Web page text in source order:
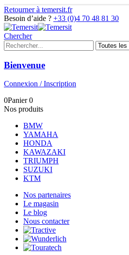
Retourner à temersit.fr
Besoin d’aide ? +33 (0)4 70 48 81 30
Chercher
Bienvenue
Connexion / Inscription
0Panier0
Nos produits
BMW
YAMAHA
HONDA
KAWAZAKI
TRIUMPH
SUZUKI
KTM
Nos partenaires
Le magasin
Le blog
Nous contacter